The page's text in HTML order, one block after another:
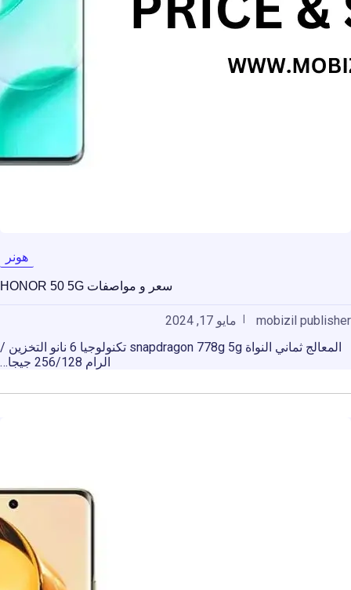
هونر
سعر و مواصفات HONOR 50 5G
mobizil publisher
مايو 17, 2024
المعالج ثماني النواة snapdragon 778g 5g تكنولوجيا 6 نانو التخزين /
الرام 256/128 جيجا…